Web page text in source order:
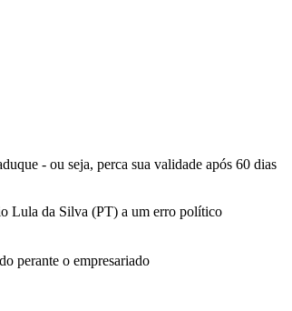
- ou seja, perca sua validade após 60 dias
Lula da Silva (PT) a um erro político
perante o empresariado